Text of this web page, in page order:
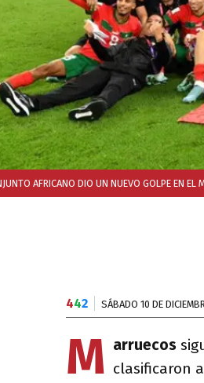
AFRICANO DIO UN NUEVO GOLPE EN EL
442 SÁBADO 10 DE
M arruecos
clasificaron